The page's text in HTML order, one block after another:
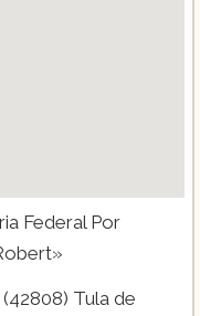
Federal Por
Tula de